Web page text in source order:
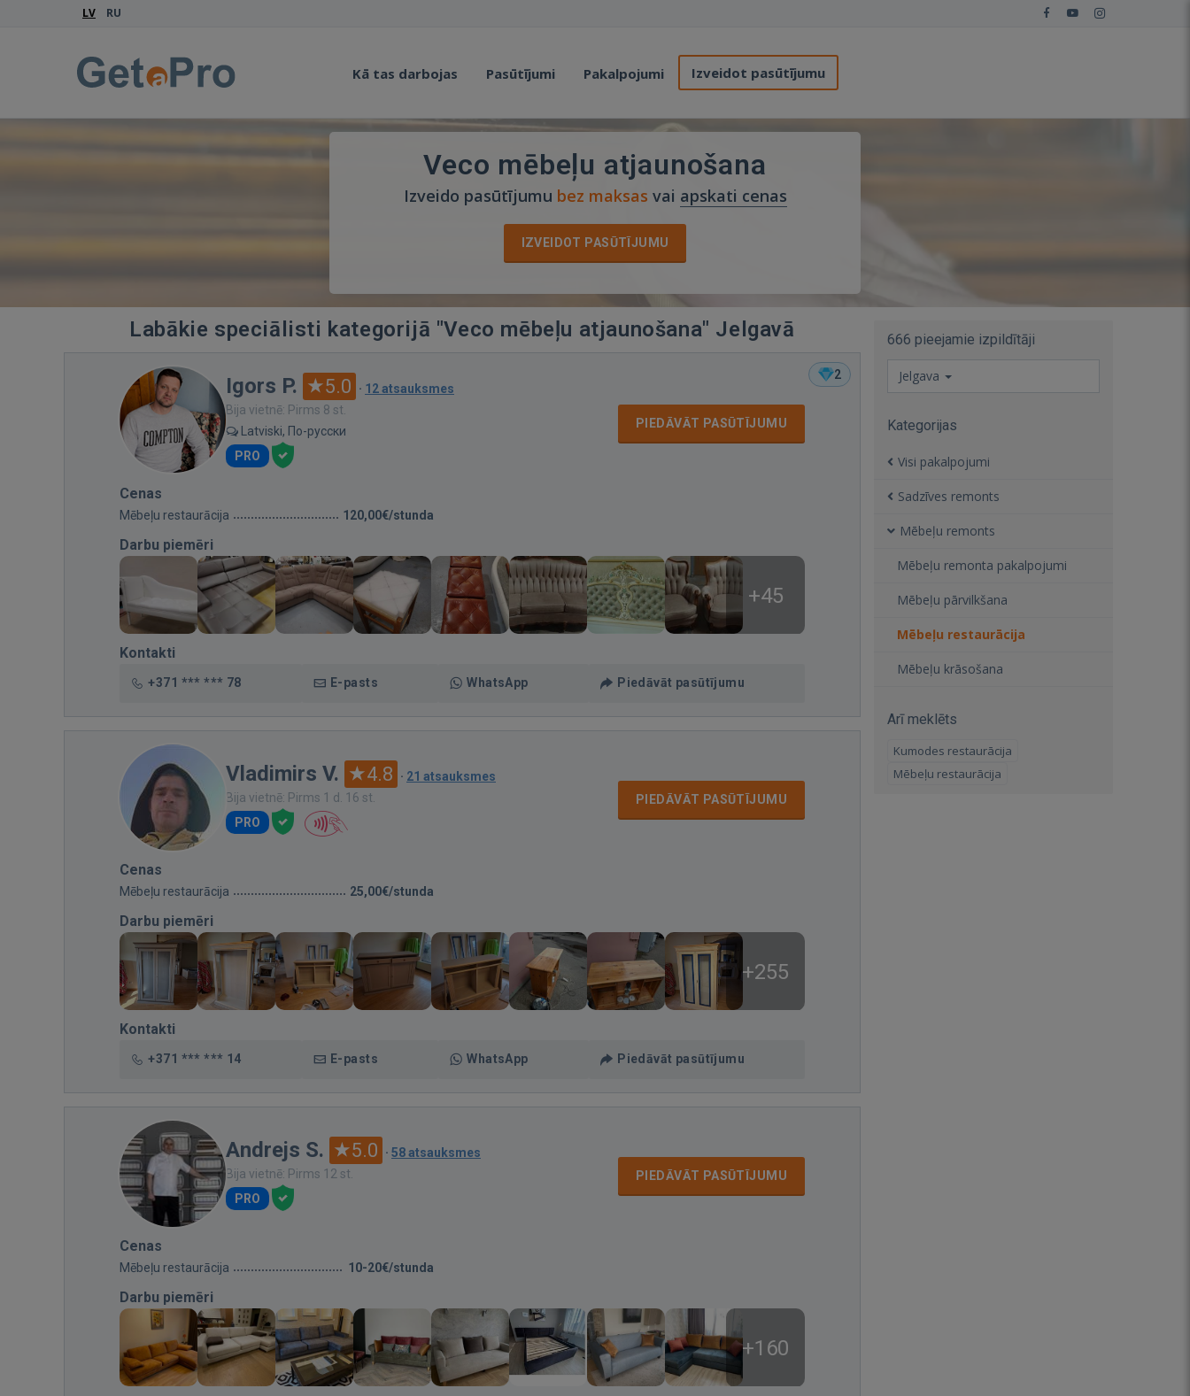
LV RU
Kā tas darbojas Pasūtījumi Pakalpojumi Izveidot pasūtījumu
Veco mēbeļu atjaunošana
Izveido pasūtījumu bez maksas vai apskati cenas
IZVEIDOT PASŪTĪJUMU
Labākie speciālisti kategorijā "Veco mēbeļu atjaunošana" Jelgavā
2
Igors P. 5.0 · 12 atsauksmes
Bija vietnē: Pirms 8 st.
Latviski, По-русски
PRO
PIEDĀVĀT PASŪTĪJUMU
Cenas
Mēbeļu restaurācija 120,00€/stunda
Darbu piemēri
+45
Kontakti
+371 *** *** 78 E-pasts WhatsApp Piedāvāt pasūtījumu
Vladimirs V. 4.8 · 21 atsauksmes
Bija vietnē: Pirms 1 d. 16 st.
PRO
PIEDĀVĀT PASŪTĪJUMU
Cenas
Mēbeļu restaurācija 25,00€/stunda
Darbu piemēri
+255
Kontakti
+371 *** *** 14 E-pasts WhatsApp Piedāvāt pasūtījumu
Andrejs S. 5.0 · 58 atsauksmes
Bija vietnē: Pirms 12 st.
PRO
PIEDĀVĀT PASŪTĪJUMU
Cenas
Mēbeļu restaurācija 10-20€/stunda
Darbu piemēri
+160
666 pieejamie izpildītāji
Jelgava
Kategorijas
Visi pakalpojumi
Sadzīves remonts
Mēbeļu remonts
Mēbeļu remonta pakalpojumi
Mēbeļu pārvilkšana
Mēbeļu restaurācija
Mēbeļu krāsošana
Arī meklēts
Kumodes restaurācija
Mēbeļu restaurācija